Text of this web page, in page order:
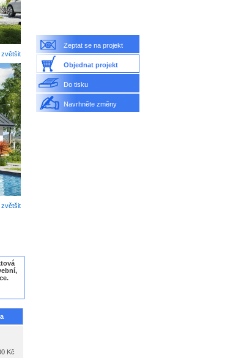
zvětšit
zvětšit
Kč
Zeptat se na projekt
Objednat projekt
Do tisku
Navrhněte změny